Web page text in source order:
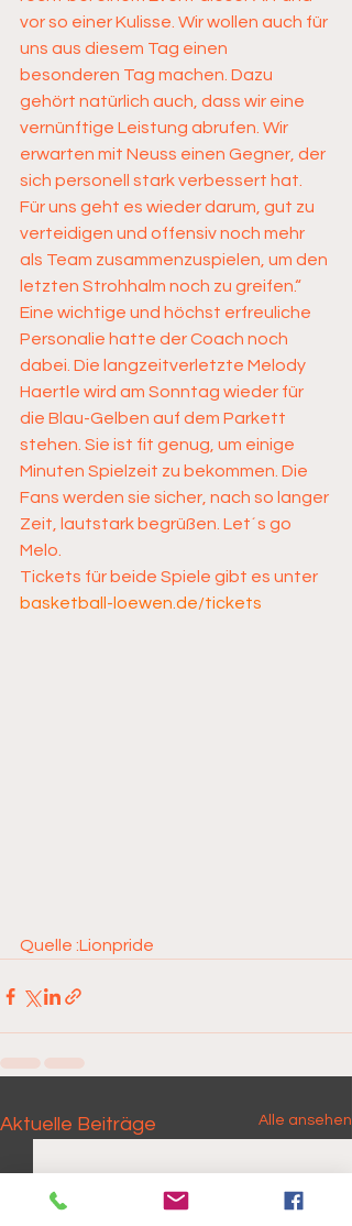
vor so einer Kulisse. Wir wollen auch für
uns aus diesem Tag einen
besonderen Tag machen. Dazu
gehört natürlich auch, dass wir eine
vernünftige Leistung abrufen. Wir
erwarten mit Neuss einen Gegner, der
sich personell stark verbessert hat.
Für uns geht es wieder darum, gut zu
verteidigen und offensiv noch mehr
als Team zusammenzuspielen, um den
letzten Strohhalm noch zu greifen.“
Eine wichtige und höchst erfreuliche
Personalie hatte der Coach noch
dabei. Die langzeitverletzte Melody
Haertle wird am Sonntag wieder für
die Blau-Gelben auf dem Parkett
stehen. Sie ist fit genug, um einige
Minuten Spielzeit zu bekommen. Die
Fans werden sie sicher, nach so langer
Zeit, lautstark begrüßen. Let´s go
Melo.
Tickets für beide Spiele gibt es unter
basketball-loewen.de/tickets
Quelle :Lionpride
Aktuelle Beiträge Alle ansehen